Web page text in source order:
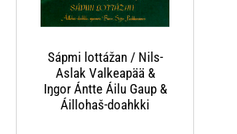
Sápmi lottážan / Nils-
Aslak Valkeapää &
Iŋgor Ántte Áilu Gaup &
Áillohaš-doahkki